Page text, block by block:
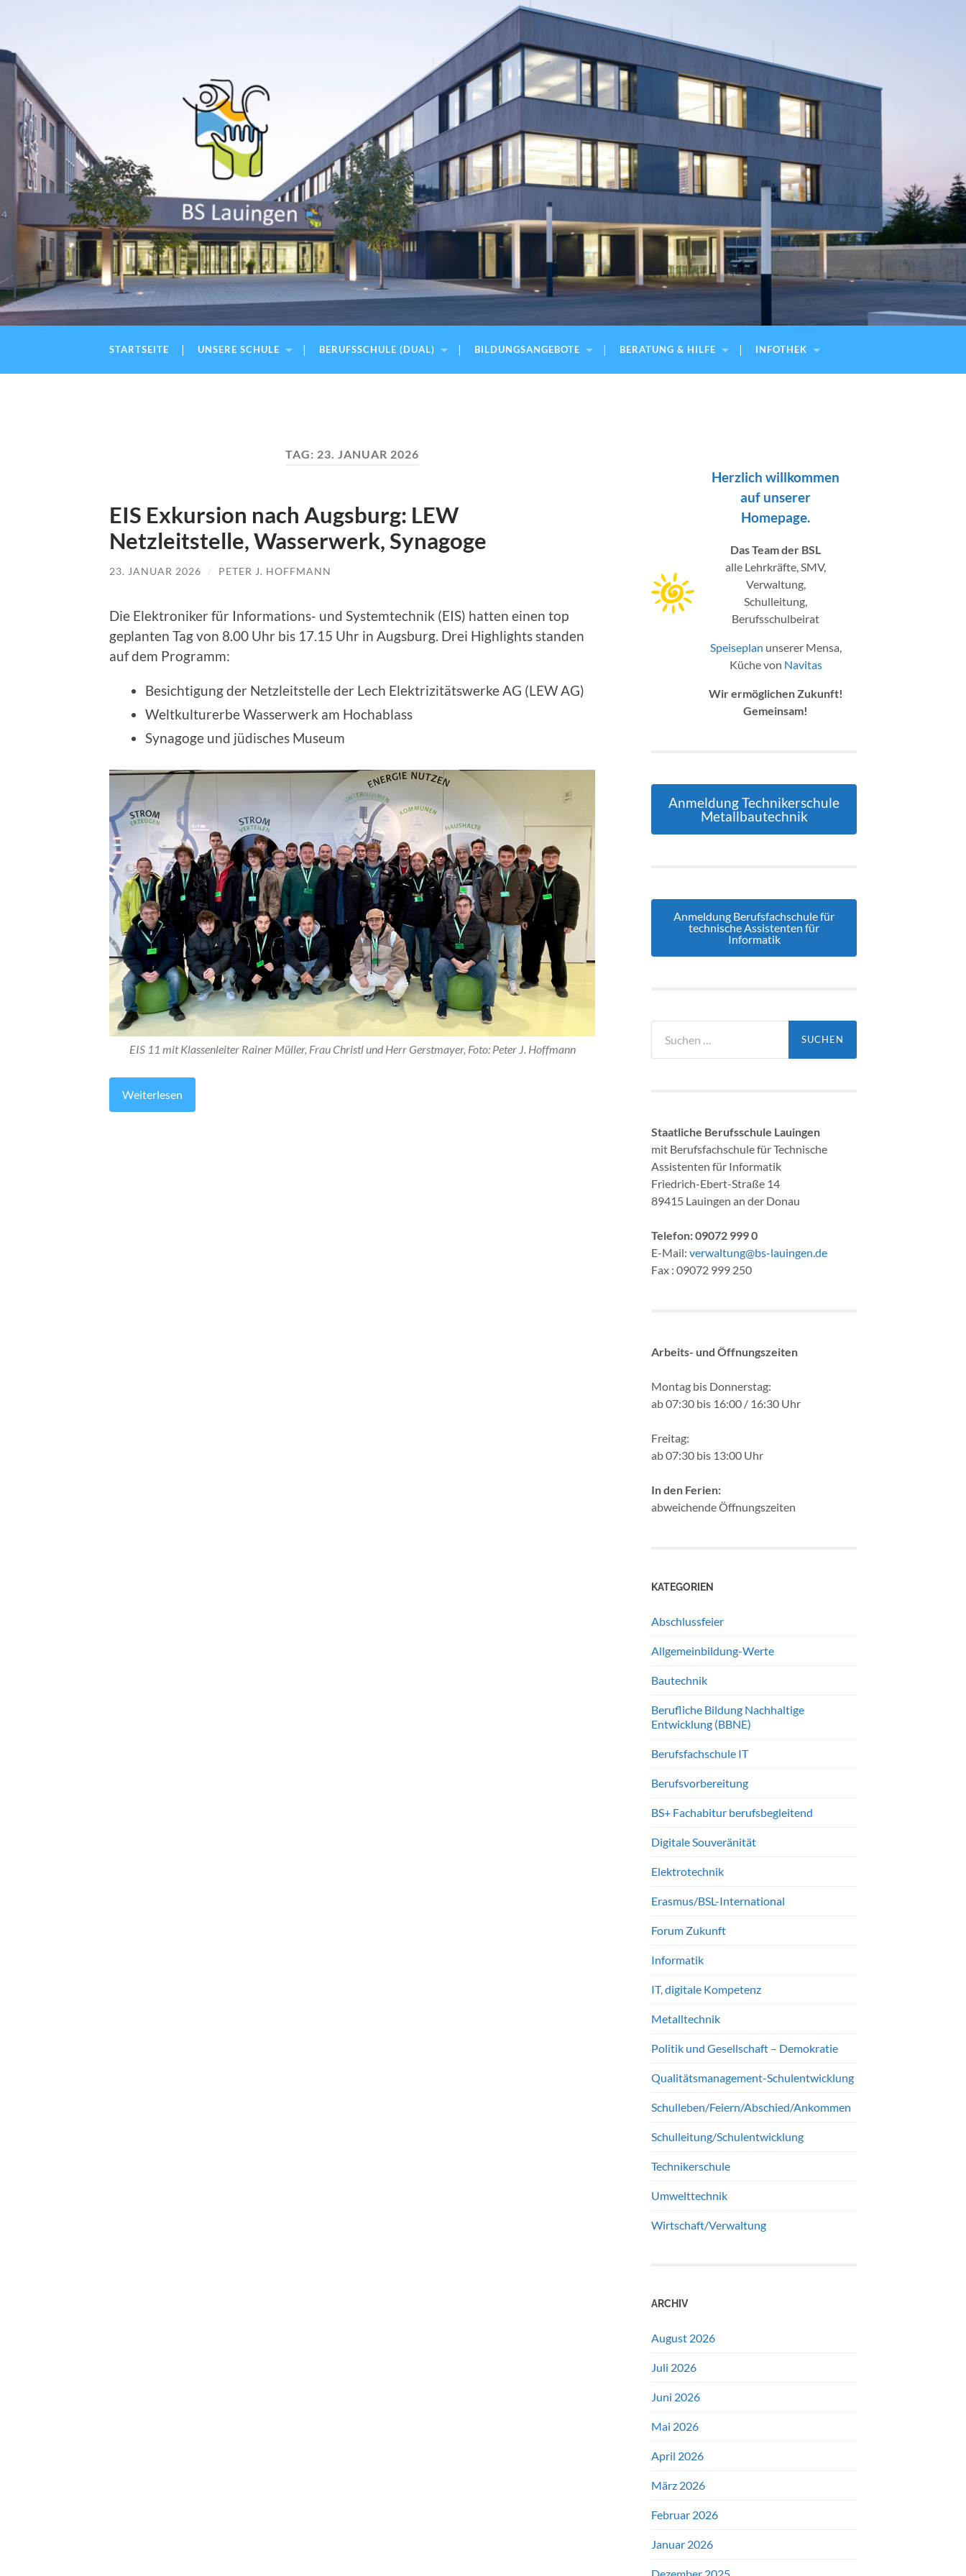
BS
STARTSEITE UNSERE SCHULE BERUFSSCHULE (DUAL) BILDUNGSANGEBOTE BERATUNG & HILFE INFOTHEK
TAG: 23. JANUAR 2026
EIS Exkursion nach Augsburg: LEW
Netzleitstelle, Wasserwerk, Synagoge
23. JANUAR 2026 / PETER J. HOFFMANN
Die Elektroniker für Informations- und Systemtechnik (EIS) hatten einen top
geplanten Tag von 8.00 Uhr bis 17.15 Uhr in Augsburg. Drei Highlights standen
auf dem Programm:
Besichtigung der Netzleitstelle der Lech Elektrizitätswerke AG (LEW AG)
Weltkulturerbe Wasserwerk am Hochablass
Synagoge und jüdisches Museum
EIS 11 mit Klassenleiter Rainer Müller, Frau Christl und Herr Gerstmayer, Foto: Peter J. Hoffmann
Weiterlesen
Herzlich willkommen
auf unserer
Homepage.
Das Team der BSL
alle Lehrkräfte, SMV,
Verwaltung,
Schulleitung,
Berufsschulbeirat
Speiseplan unserer Mensa,
Küche von Navitas
Wir ermöglichen Zukunft!
Gemeinsam!
Anmeldung Technikerschule
Metallbautechnik
Anmeldung Berufsfachschule für
technische Assistenten für
Informatik
nach:
Staatliche Berufsschule Lauingen
mit Berufsfachschule für Technische
Assistenten für Informatik
Friedrich-Ebert-Straße 14
89415 Lauingen an der Donau
Telefon: 09072 999 0
E-Mail: verwaltung@bs-lauingen.de
Fax : 09072 999 250
Arbeits- und Öffnungszeiten
Montag bis Donnerstag:
ab 07:30 bis 16:00 / 16:30 Uhr
Freitag:
ab 07:30 bis 13:00 Uhr
In den Ferien:
abweichende Öffnungszeiten
KATEGORIEN
Abschlussfeier
Allgemeinbildung-Werte
Bautechnik
Berufliche Bildung Nachhaltige
Entwicklung (BBNE)
Berufsfachschule IT
Berufsvorbereitung
BS+ Fachabitur berufsbegleitend
Digitale Souveränität
Elektrotechnik
Erasmus/BSL-International
Forum Zukunft
Informatik
IT, digitale Kompetenz
Metalltechnik
Politik und Gesellschaft – Demokratie
Qualitätsmanagement-Schulentwicklung
Schulleben/Feiern/Abschied/Ankommen
Schulleitung/Schulentwicklung
Technikerschule
Umwelttechnik
Wirtschaft/Verwaltung
ARCHIV
August 2026
Juli 2026
Juni 2026
Mai 2026
April 2026
März 2026
Februar 2026
Januar 2026
Dezember 2025